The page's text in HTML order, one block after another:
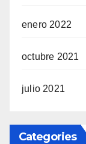
enero 2022
octubre 2021
julio 2021
Categories